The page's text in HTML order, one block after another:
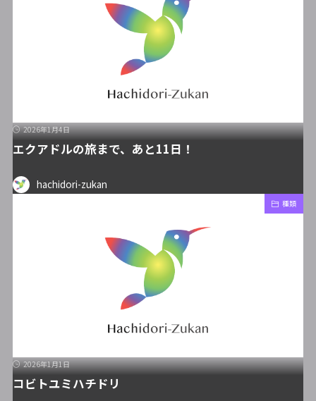
2026年1月4日
エクアドルの旅まで、あと11日！
hachidori-zukan
種類
2026年1月1日
コビトユミハチドリ